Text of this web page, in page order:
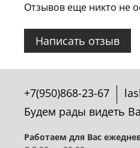
Отзывов еще никто не
Написать отзыв
+7(950)868-23-67
Будем рады видеть
Работаем для Вас